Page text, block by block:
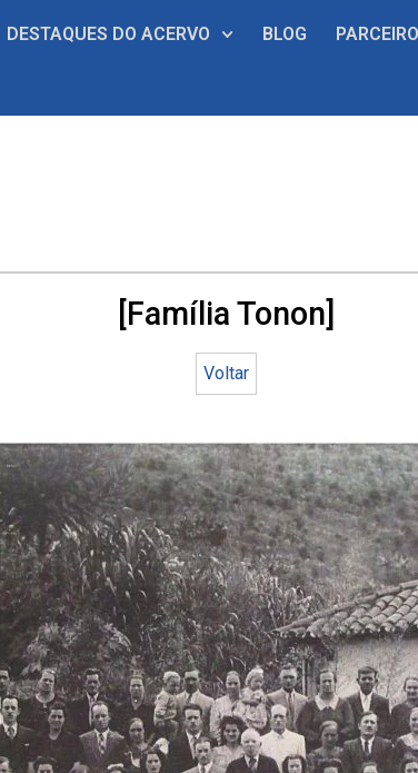
DESTAQUES DO ACERVO BLOG
[Família Tonon]
Voltar